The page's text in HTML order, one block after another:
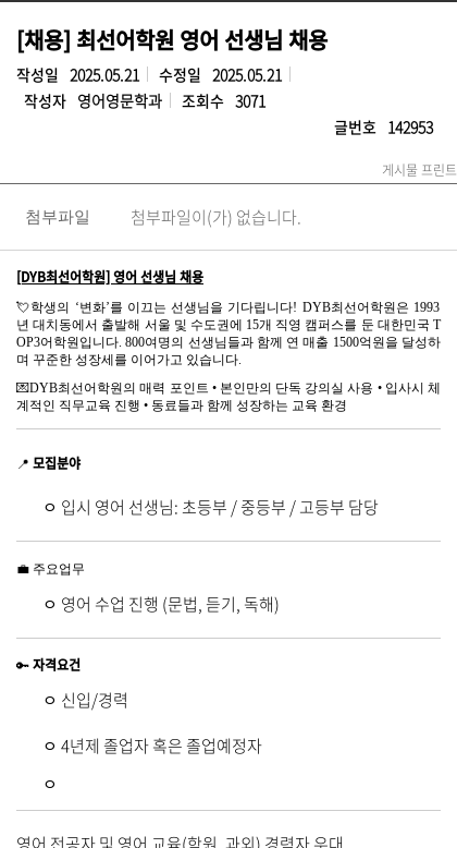
[채용] 최선어학원 영어 선생님 채용
작성일 2025.05.21 수정일 2025.05.21
작성자 영어영문학과 조회수 3071
글번호 142953
게시물 프린트
첨부파일 첨부파일이(가) 없습니다.
[DYB최선어학원] 영어 선생님 채용
💘학생의 ‘변화’를 이끄는 선생님을 기다립니다! DYB최선어학원은 1993
년 대치동에서 출발해 서울 및 수도권에 15개 직영 캠퍼스를 둔 대한민국 T
OP3어학원입니다. 800여명의 선생님들과 함께 연 매출 1500억원을 달성하
며 꾸준한 성장세를 이어가고 있습니다.
💌DYB최선어학원의 매력 포인트 • 본인만의 단독 강의실 사용 • 입사시 체
계적인 직무교육 진행 • 동료들과 함께 성장하는 교육 환경
📍 모집분야
ﾷ 입시 영어 선생님: 초등부 / 중등부 / 고등부 담당
💼 주요업무
ﾷ 영어 수업 진행 (문법, 듣기, 독해)
🔑 자격요건
ﾷ 신입/경력
ﾷ 4년제 졸업자 혹은 졸업예정자
ﾷ
영어 전공자 및 영어 교육(학원, 과외) 경력자 우대